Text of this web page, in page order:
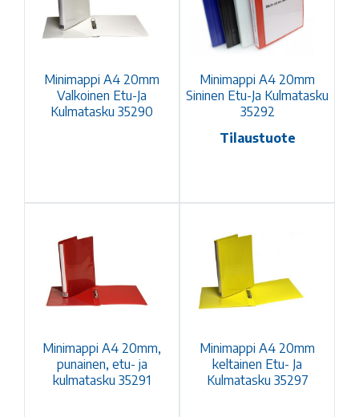
Minimappi A4 20mm
Valkoinen Etu-Ja
Kulmatasku 35290
Minimappi A4 20mm
Sininen Etu-Ja Kulmatasku
35292
Tilaustuote
Minimappi A4 20mm,
punainen, etu- ja
kulmatasku 35291
Minimappi A4 20mm
keltainen Etu- Ja
Kulmatasku 35297